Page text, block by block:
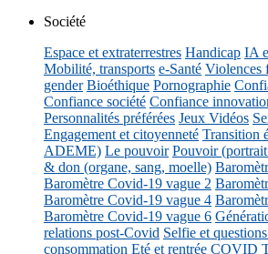
Société
Espace et extraterrestres Handicap IA
Mobilité, transports e-Santé Violences
gender Bioéthique Pornographie
Confiance société Confiance
Personnalités préférées Jeux Vidéos
Engagement et citoyenneté Transition
ADEME) Le pouvoir Pouvoir
& don (organe, sang, moelle)
Baromètre Covid-19 vague 2
Baromètre Covid-19 vague 4
Baromètre Covid-19 vague 6
relations post-Covid Selfie et
consommation Eté et rentrée COVID